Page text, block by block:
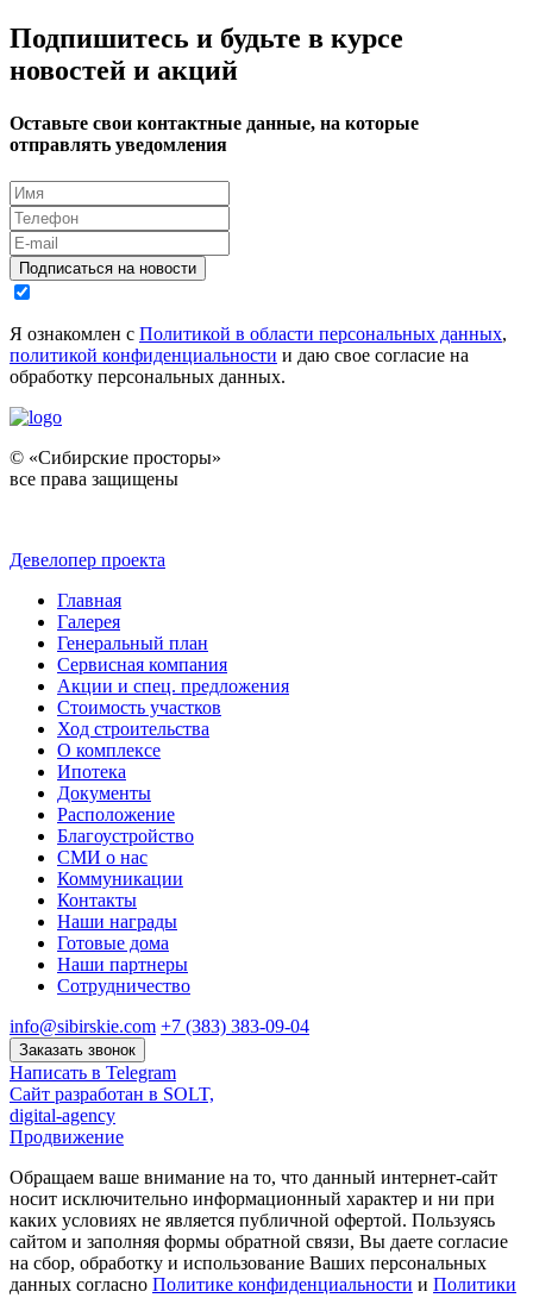
Подпишитесь и будьте в курсе
новостей и акций
Оставьте свои контактные данные, на которые
отправлять уведомления
Подписаться на новости
Я ознакомлен с Политикой в области персональных данных,
политикой конфиденциальности и даю свое согласие на
обработку персональных данных.
© «Сибирские просторы»
все права защищены
Девелопер проекта
Главная
Галерея
Генеральный план
Сервисная компания
Акции и спец. предложения
Стоимость участков
Ход строительства
О комплексе
Ипотека
Документы
Расположение
Благоустройство
СМИ о нас
Коммуникации
Контакты
Наши награды
Готовые дома
Наши партнеры
Сотрудничество
info@sibirskie.com +7 (383) 383-09-04
Заказать звонок
Написать в Telegram
Сайт разработан в SOLT,
digital-agency
Продвижение
Обращаем ваше внимание на то, что данный интернет-сайт
носит исключительно информационный характер и ни при
каких условиях не является публичной офертой. Пользуясь
сайтом и заполняя формы обратной связи, Вы даете согласие
на сбор, обработку и использование Ваших персональных
данных согласно Политике конфиденциальности и Политики